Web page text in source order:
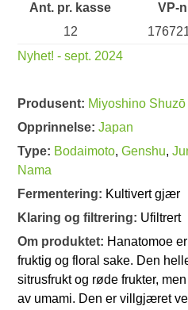
Ant. pr. kasse
12
VP-
Nyhet! - sept. 2024
Produsent: Miyoshino Shuzō
Opprinnelse:Japan
Type: Bodaimoto,Genshu,
Nama
Fermentering: Kultivert gjær
Klaring og filtrering: Ufiltrert
Om produktet: Hanatomoe
fruktig og floral sake. Den
sitrusfrukt og røde frukter,
av umami. Den er villgjæret